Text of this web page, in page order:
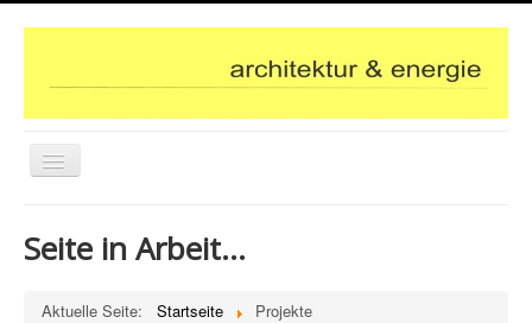
Navigation
an/aus
Über uns
Seite in Arbeit...
Aktuelle Seite: Startseite Projekte